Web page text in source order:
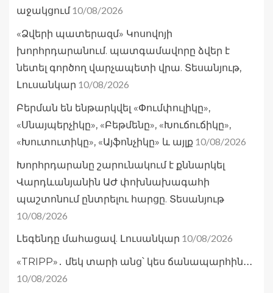
աջակցում 10/08/2026
«Ձվերի պատերազմ» Կոսովոյի
խորհրդարանում. պատգամավորը ձվեր է
նետել գործող վարչապետի վրա. Տեսանյութ,
Լուսանկար 10/08/2026
Բերման են ենթարկվել «Փումփուլիկը»,
«Սնայպերչիկը», «Բեթմենը», «Խուճուճիկը»,
«Խուտուտիկը», «Այֆոնչիկը» և այլք 10/08/2026
Խորհրդարանը շարունակում է քննարկել
Վարդևանյանին ԱԺ փոխնախագահի
պաշտոնում ընտրելու հարցը. Տեսանյութ
10/08/2026
Լեգենդը մահացավ. Լուսանկար 10/08/2026
«TRIPP»․ մեկ տարի անց՝ կես ճանապարհին․․․
10/08/2026